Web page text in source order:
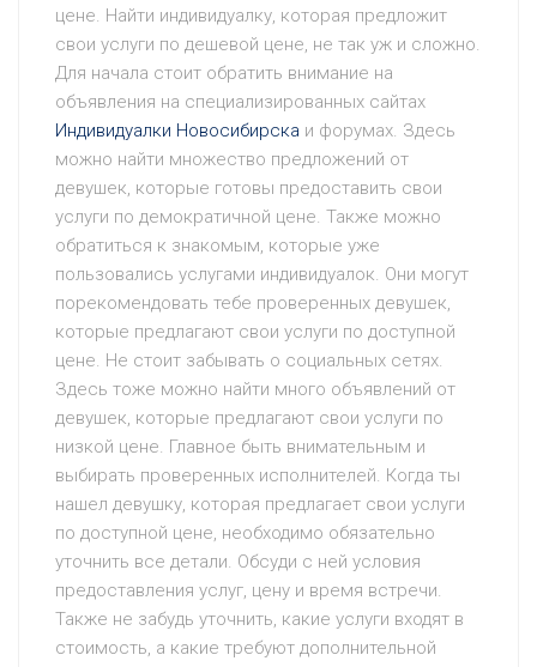
цене. Найти индивидуалку, которая предложит
свои услуги по дешевой цене, не так уж и сложно.
Для начала стоит обратить внимание на
объявления на специализированных сайтах
Индивидуалки Новосибирска и форумах. Здесь
можно найти множество предложений от
девушек, которые готовы предоставить свои
услуги по демократичной цене. Также можно
обратиться к знакомым, которые уже
пользовались услугами индивидуалок. Они могут
порекомендовать тебе проверенных девушек,
которые предлагают свои услуги по доступной
цене. Не стоит забывать о социальных сетях.
Здесь тоже можно найти много объявлений от
девушек, которые предлагают свои услуги по
низкой цене. Главное быть внимательным и
выбирать проверенных исполнителей. Когда ты
нашел девушку, которая предлагает свои услуги
по доступной цене, необходимо обязательно
уточнить все детали. Обсуди с ней условия
предоставления услуг, цену и время встречи.
Также не забудь уточнить, какие услуги входят в
стоимость, а какие требуют дополнительной